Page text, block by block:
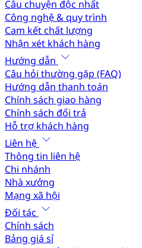
Câu chuyện độc nhất
Công nghệ & quy trình
Cam kết chất lượng
Nhận xét khách hàng
Hướng dẫn
Câu hỏi thường gặp (FAQ)
Hướng dẫn thanh toán
Chính sách giao hàng
Chính sách đổi trả
Hỗ trợ khách hàng
Liên hệ
Thông tin liên hệ
Chi nhánh
Nhà xưởng
Mạng xã hội
Đối tác
Chính sách
Bảng giá sỉ